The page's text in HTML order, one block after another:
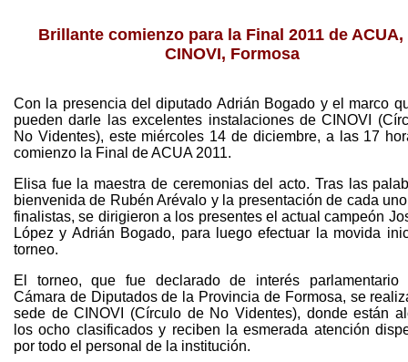
Brillante comienzo para la Final 2011 de ACUA,
CINOVI, Formosa
Con la presencia del diputado Adrián Bogado y el marco
pueden darle las excelentes instalaciones de CINOVI
No Videntes), este miércoles 14 de diciembre, a las 17
comienzo la Final de ACUA 2011.
Elisa fue la maestra de ceremonias del acto. Tras las
bienvenida de Rubén Arévalo y la presentación de cada
finalistas, se dirigieron a los presentes el actual campeón
López y Adrián Bogado, para luego efectuar la movida
torneo.
El torneo, que fue declarado de interés
Cámara de Diputados de la Provincia de Formosa, se
sede de CINOVI (Círculo de No Videntes), donde están
los ocho clasificados y reciben la esmerada atención
por todo el personal de la institución.